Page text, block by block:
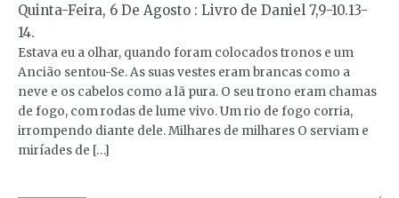
Quinta-Feira, 6 De Agosto : Livro de Daniel 7,9-10.13-
14.
Estava eu a olhar, quando foram colocados tronos e um
Ancião sentou-Se. As suas vestes eram brancas como a
neve e os cabelos como a lã pura. O seu trono eram chamas
de fogo, com rodas de lume vivo. Um rio de fogo corria,
irrompendo diante dele. Milhares de milhares O serviam e
miríades de […]